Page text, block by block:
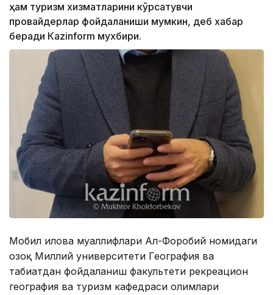
ҳам туризм хизматларини кўрсатувчи
провайдерлар фойдаланиши мумкин, деб хабар
беради Кazinform мухбири.
Мобил илова муаллифлари Ал-Форобий номидаги
Қозоқ Миллий университети География ва
табиатдан фойдаланиш факультети рекреацион
география ва туризм кафедраси олимлари